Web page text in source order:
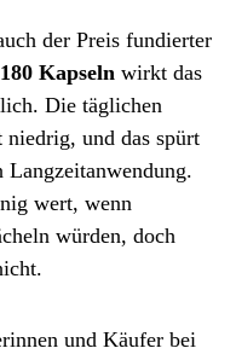
der Preis fundierter
Kapseln wirkt das
Die täglichen
niedrig, und das spürt
wert, wenn
würden, doch
und Käufer bei